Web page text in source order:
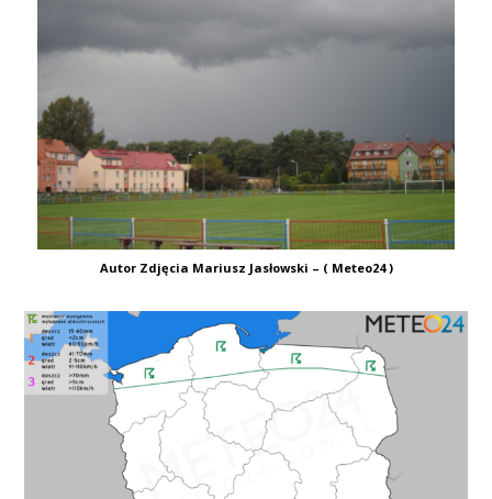
Autor Zdjęcia Mariusz Jasłowski – ( Meteo24 )